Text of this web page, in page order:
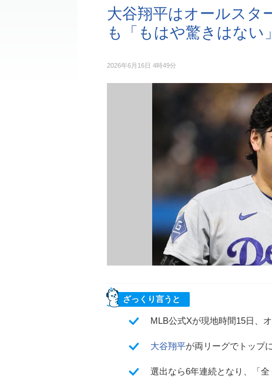
大谷翔平はオールスタ
も「もはや驚きはない」
2026年6月16日 4時49分
ざっくり言うと
MLB公式Xが現地時間15日、
大谷翔平が両リーグでトップ
選出なら6年連続となり、「